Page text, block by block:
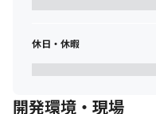
休日・休暇
開発環境・現場